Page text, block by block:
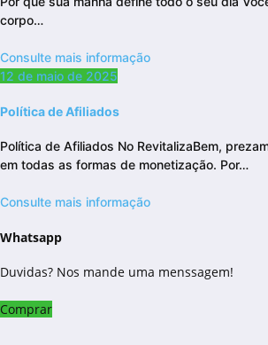
corpo…
Consulte mais informação
12 de maio de 2025
Política de Afiliados
Política de Afiliados No RevitalizaBem,
em todas as formas de monetização. Por…
Consulte mais informação
Whatsapp
Duvidas? Nos mande uma menssagem!
Comprar